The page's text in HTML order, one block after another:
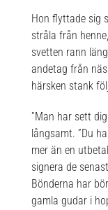
Hon flyttade sig
stråla från
svetten rann
andetag från
härsken stank
”Man har sett
långsamt. ”Du
mer än en
signera de
Bönderna har
gamla gudar i